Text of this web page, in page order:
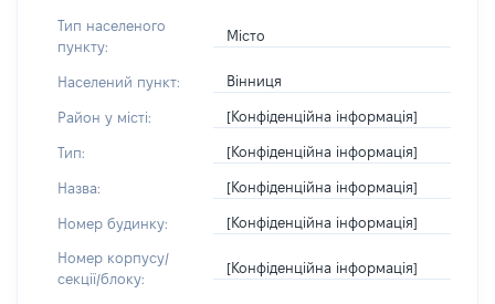
Тип населеного
пункту:
Місто
Населений пункт: Вінниця
Район у місті: [Конфіденційна інформація]
Тип: [Конфіденційна інформація]
Назва: [Конфіденційна інформація]
Номер будинку: [Конфіденційна інформація]
Номер корпусу/
секції/блоку:
[Конфіденційна інформація]